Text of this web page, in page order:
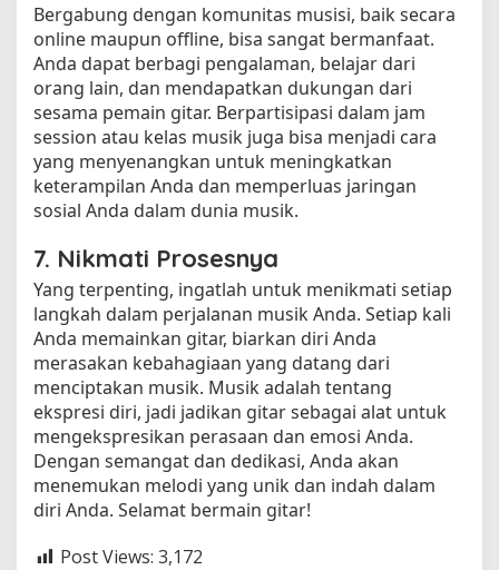
Bergabung dengan komunitas musisi, baik secara
online maupun offline, bisa sangat bermanfaat.
Anda dapat berbagi pengalaman, belajar dari
orang lain, dan mendapatkan dukungan dari
sesama pemain gitar. Berpartisipasi dalam jam
session atau kelas musik juga bisa menjadi cara
yang menyenangkan untuk meningkatkan
keterampilan Anda dan memperluas jaringan
sosial Anda dalam dunia musik.
7. Nikmati Prosesnya
Yang terpenting, ingatlah untuk menikmati setiap
langkah dalam perjalanan musik Anda. Setiap kali
Anda memainkan gitar, biarkan diri Anda
merasakan kebahagiaan yang datang dari
menciptakan musik. Musik adalah tentang
ekspresi diri, jadi jadikan gitar sebagai alat untuk
mengekspresikan perasaan dan emosi Anda.
Dengan semangat dan dedikasi, Anda akan
menemukan melodi yang unik dan indah dalam
diri Anda. Selamat bermain gitar!
Post Views: 3,172